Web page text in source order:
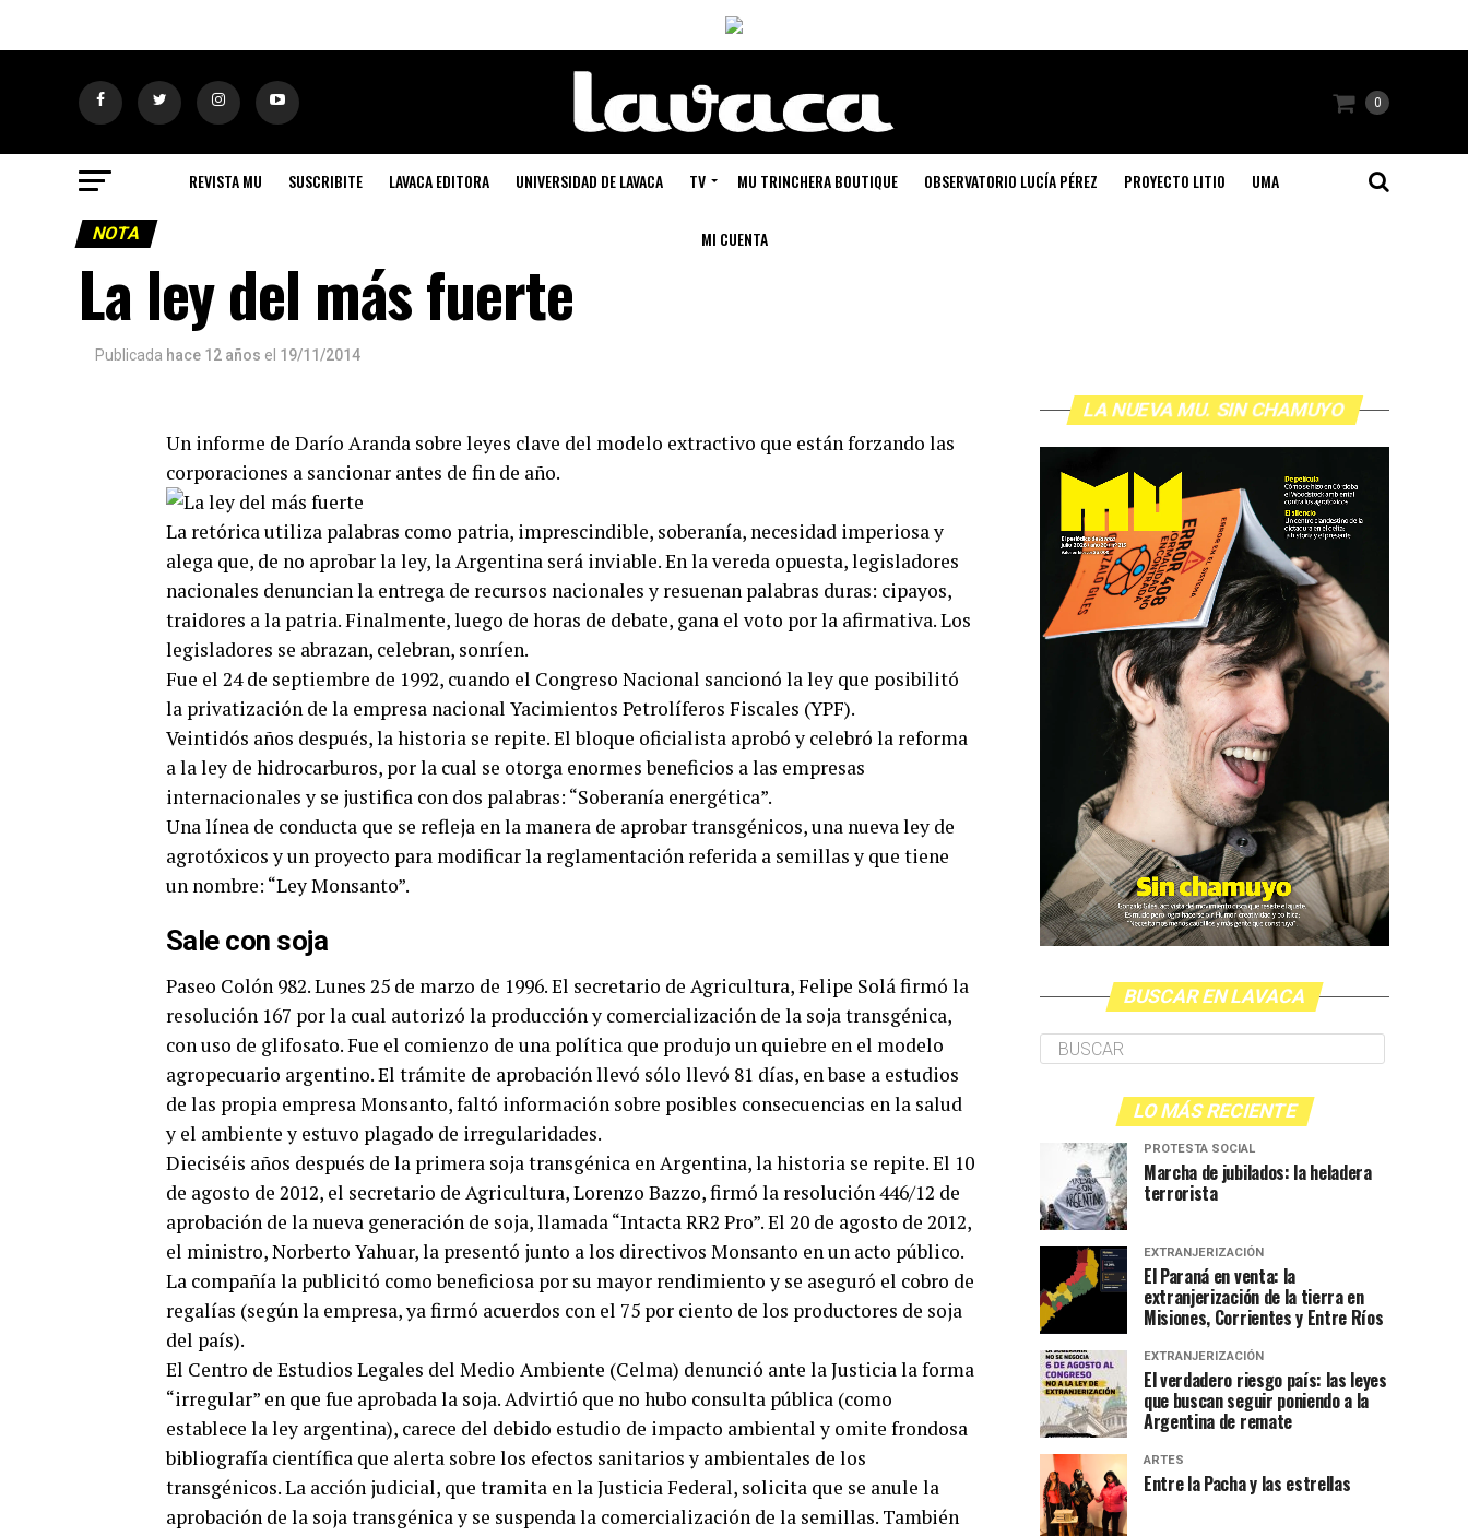
0
REVISTA MU SUSCRIBITE LAVACA EDITORA UNIVERSIDAD DE LAVACA TV MU TRINCHERA BOUTIQUE OBSERVATORIO LUCÍA PÉREZ PROYECTO LITIO UMA
MI CUENTA
NOTA
La ley del más fuerte
Publicada hace 12 años el 19/11/2014
Un informe de Darío Aranda sobre leyes clave del modelo extractivo que están forzando las
corporaciones a sancionar antes de fin de año.
La retórica utiliza palabras como patria, imprescindible, soberanía, necesidad imperiosa y
alega que, de no aprobar la ley, la Argentina será inviable. En la vereda opuesta, legisladores
nacionales denuncian la entrega de recursos nacionales y resuenan palabras duras: cipayos,
traidores a la patria. Finalmente, luego de horas de debate, gana el voto por la afirmativa. Los
legisladores se abrazan, celebran, sonríen.
Fue el 24 de septiembre de 1992, cuando el Congreso Nacional sancionó la ley que posibilitó
la privatización de la empresa nacional Yacimientos Petrolíferos Fiscales (YPF).
Veintidós años después, la historia se repite. El bloque oficialista aprobó y celebró la reforma
a la ley de hidrocarburos, por la cual se otorga enormes beneficios a las empresas
internacionales y se justifica con dos palabras: “Soberanía energética”.
Una línea de conducta que se refleja en la manera de aprobar transgénicos, una nueva ley de
agrotóxicos y un proyecto para modificar la reglamentación referida a semillas y que tiene
un nombre: “Ley Monsanto”.
Sale con soja
Paseo Colón 982. Lunes 25 de marzo de 1996. El secretario de Agricultura, Felipe Solá firmó la
resolución 167 por la cual autorizó la producción y comercialización de la soja transgénica,
con uso de glifosato. Fue el comienzo de una política que produjo un quiebre en el modelo
agropecuario argentino. El trámite de aprobación llevó sólo llevó 81 días, en base a estudios
de las propia empresa Monsanto, faltó información sobre posibles consecuencias en la salud
y el ambiente y estuvo plagado de irregularidades.
Dieciséis años después de la primera soja transgénica en Argentina, la historia se repite. El 10
de agosto de 2012, el secretario de Agricultura, Lorenzo Bazzo, firmó la resolución 446/12 de
aprobación de la nueva generación de soja, llamada “Intacta RR2 Pro”. El 20 de agosto de 2012,
el ministro, Norberto Yahuar, la presentó junto a los directivos Monsanto en un acto público.
La compañía la publicitó como beneficiosa por su mayor rendimiento y se aseguró el cobro de
regalías (según la empresa, ya firmó acuerdos con el 75 por ciento de los productores de soja
del país).
El Centro de Estudios Legales del Medio Ambiente (Celma) denunció ante la Justicia la forma
“irregular” en que fue aprobada la soja. Advirtió que no hubo consulta pública (como
establece la ley argentina), carece del debido estudio de impacto ambiental y omite frondosa
bibliografía científica que alerta sobre los efectos sanitarios y ambientales de los
transgénicos. La acción judicial, que tramita en la Justicia Federal, solicita que se anule la
aprobación de la soja transgénica y se suspenda la comercialización de la semillas. También
LA NUEVA MU. SIN CHAMUYO
BUSCAR EN LAVACA
LO MÁS RECIENTE
PROTESTA SOCIAL
Marcha de jubilados: la heladera
terrorista
EXTRANJERIZACIÓN
El Paraná en venta: la
extranjerización de la tierra en
Misiones, Corrientes y Entre Ríos
EXTRANJERIZACIÓN
El verdadero riesgo país: las leyes
que buscan seguir poniendo a la
Argentina de remate
ARTES
Entre la Pacha y las estrellas